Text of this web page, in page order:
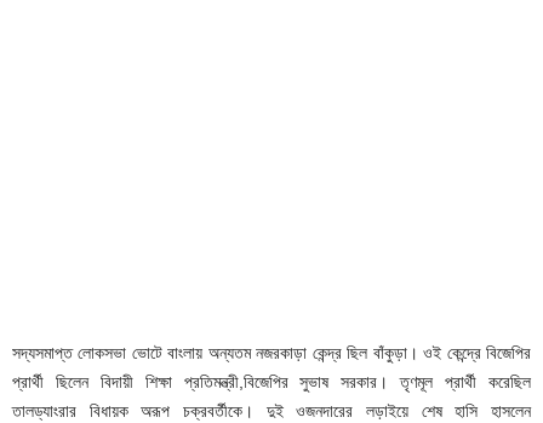
সদ্যসমাপ্ত লোকসভা ভোটে বাংলায় অন্যতম নজরকাড়া কেন্দ্র ছিল বাঁকুড়া। ওই কেন্দ্রে বিজেপির
প্রার্থী ছিলেন বিদায়ী শিক্ষা প্রতিমন্ত্রী,বিজেপির সুভাষ সরকার। তৃণমূল প্রার্থী করেছিল
তালড্যাংরার বিধায়ক অরূপ চক্রবর্তীকে। দুই ওজনদারের লড়াইয়ে শেষ হাসি হাসলেন